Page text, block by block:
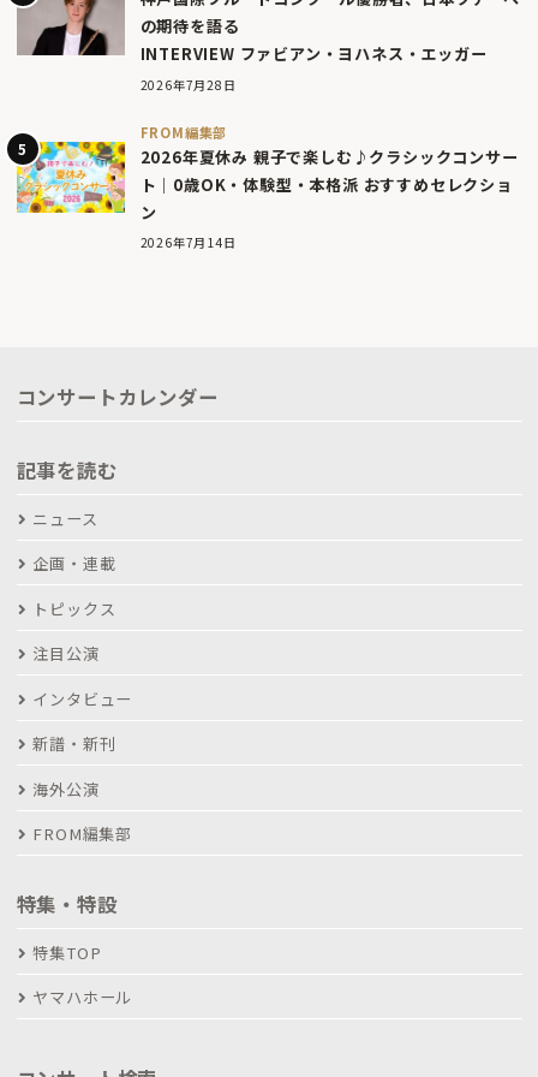
の期待を語る
INTERVIEW ファビアン・ヨハネス・エッガー
2026年7月28日
FROM編集部
2026年夏休み 親子で楽しむ♪クラシックコンサー
ト｜0歳OK・体験型・本格派 おすすめセレクショ
ン
2026年7月14日
コンサートカレンダー
記事を読む
ニュース
企画・連載
トピックス
注目公演
インタビュー
新譜・新刊
海外公演
FROM編集部
特集・特設
特集TOP
ヤマハホール